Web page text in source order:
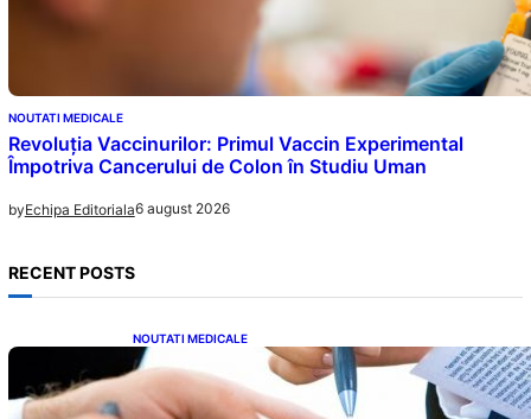
NOUTATI MEDICALE
Revoluția Vaccinurilor: Primul Vaccin Experimental
Împotriva Cancerului de Colon în Studiu Uman
byEchipa Editoriala6 august 2026
RECENT POSTS
NOUTATI MEDICALE
Acordul României cu Banca Mondială: O
Analiză Detaliată a Împrumutului și
Condițiilor Impuse